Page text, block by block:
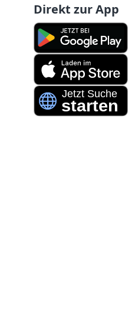
Direkt zur App